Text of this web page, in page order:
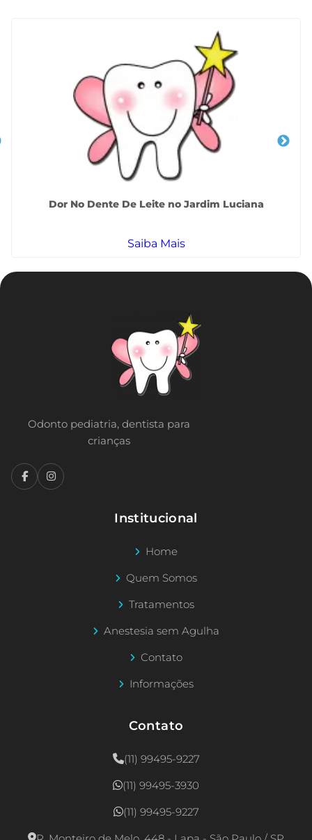
Dor No Dente De Leite no Jardim Luciana
Saiba Mais
Odonto pediatria, dentista para
crianças
Institucional
Home
Quem Somos
Tratamentos
Anestesia sem Agulha
Contato
Informações
Contato
(11) 99495-9227
(11) 99495-3930
(11) 99495-9227